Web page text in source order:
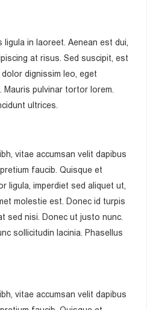
in laoreet. Aenean est dui,
at risus. Sed suscipit, est
dignissim leo, eget
pulvinar tortor lorem.
ultrices.
vitae accumsan velit dapibus
faucib. Quisque et
ligula, imperdiet sed aliquet ut,
molestie est. Donec id turpis
sed nisi. Donec ut justo nunc.
sollicitudin lacinia. Phasellus
vitae accumsan velit dapibus